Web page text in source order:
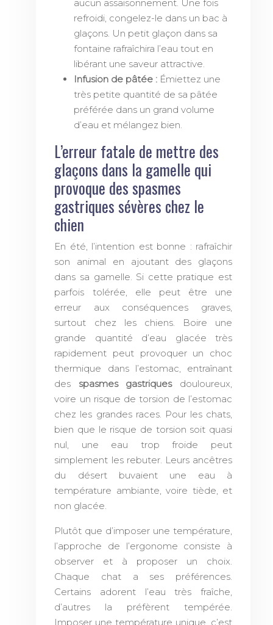
aucun assaisonnement. Une fois
refroidi, congelez-le dans un bac à
glaçons. Un petit glaçon dans sa
fontaine rafraîchira l’eau tout en
libérant une saveur attractive.
Infusion de pâtée : Émiettez une
très petite quantité de sa pâtée
préférée dans un grand volume
d’eau et mélangez bien.
L’erreur fatale de mettre des
glaçons dans la gamelle qui
provoque des spasmes
gastriques sévères chez le
chien
En été, l’intention est bonne : rafraîchir
son animal en ajoutant des glaçons
dans sa gamelle. Si cette pratique est
parfois tolérée, elle peut être une
erreur aux conséquences graves,
surtout chez les chiens. Boire une
grande quantité d’eau glacée très
rapidement peut provoquer un choc
thermique dans l’estomac, entraînant
des spasmes gastriquesdouloureux,
voire un risque de torsion de l’estomac
chez les grandes races. Pour les chats,
bien que le risque de torsion soit quasi
nul, une eau trop froide peut
simplement les rebuter. Leurs ancêtres
du désert buvaient une eau à
température ambiante, voire tiède, et
non glacée.
Plutôt que d’imposer une température,
l’approche de l’ergonome consiste à
observer et à proposer un choix.
Chaque chat a ses préférences.
Certains adorent l’eau très fraîche,
d’autres la préfèrent tempérée.
Imposer une température unique, c’est